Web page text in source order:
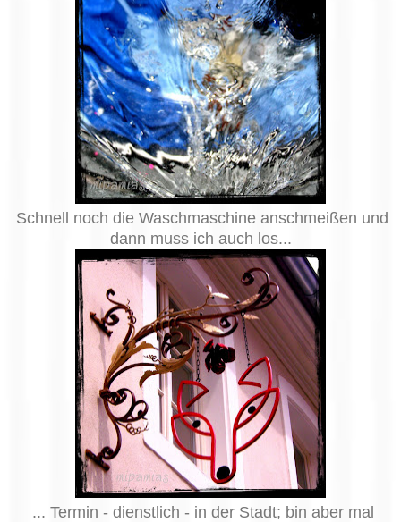
Schnell noch die Waschmaschine anschmeißen und
dann muss ich auch los...
... Termin - dienstlich - in der Stadt; bin aber mal